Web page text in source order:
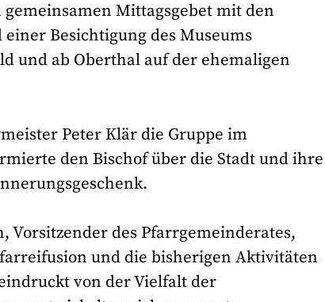
Mittagsgebet mit den
Besichtigung des Museums
und ab Oberthal auf der ehemaligen
Peter Klär die Gruppe im
den Bischof über die Stadt und ihre
Vorsitzender des Pfarrgemeinderates,
und die bisherigen Aktivitäten
von der Vielfalt der